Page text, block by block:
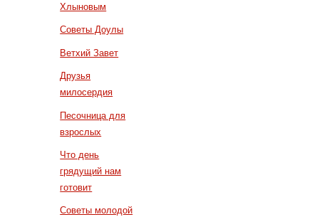
Хлыновым
Советы Доулы
Ветхий Завет
Друзья
милосердия
Песочница для
взрослых
Что день
грядущий нам
готовит
Советы молодой